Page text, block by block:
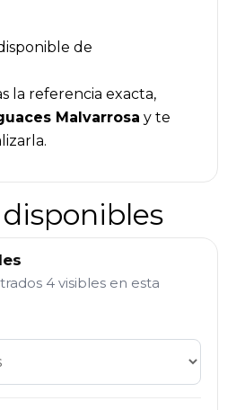
de
la referencia exacta,
Malvarrosa y te
4 visibles en esta